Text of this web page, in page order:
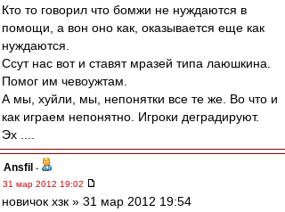
Кто то говорил что бомжи не нуждаются в
помощи, а вон оно как, оказывается еще как
нуждаются.
Ссут нас вот и ставят мразей типа лаюшкина.
Помог им чевоужтам.
А мы, хуйли, мы, непонятки все те же. Во что и
как играем непонятно. Игроки деградируют.
Эх ....
Ansfil -
31 мар 2012 19:02
новичок хзк » 31 мар 2012 19:54